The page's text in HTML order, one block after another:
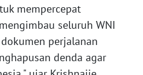
mempercepat
seluruh WNI
perjalanan
denda agar